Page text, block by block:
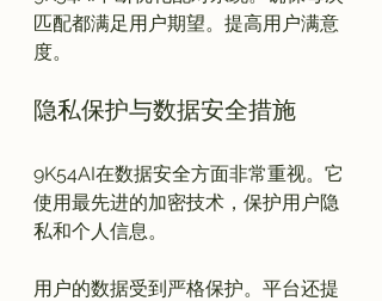
匹配都满足用户期望。提高用户满意
隐私保护与数据安全措施
9K54AI在数据安全方面非常重视。它
使用最先进的加密技术，保护用户隐
私和个人信息。
用户的数据受到严格保护。平台还提